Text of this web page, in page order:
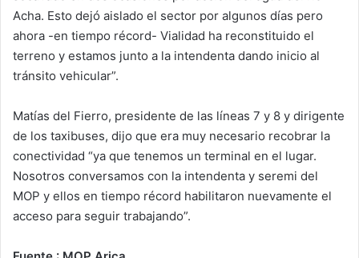
Acha. Esto dejó aislado el sector por algunos días pero
ahora -en tiempo récord- Vialidad ha reconstituido el
terreno y estamos junto a la intendenta dando inicio al
tránsito vehicular”.
Matías del Fierro, presidente de las líneas 7 y 8 y dirigente
de los taxibuses, dijo que era muy necesario recobrar la
conectividad “ya que tenemos un terminal en el lugar.
Nosotros conversamos con la intendenta y seremi del
MOP y ellos en tiempo récord habilitaron nuevamente el
acceso para seguir trabajando”.